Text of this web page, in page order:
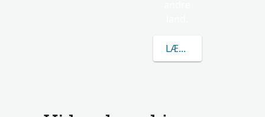
LÆR MER OM HRSTKA